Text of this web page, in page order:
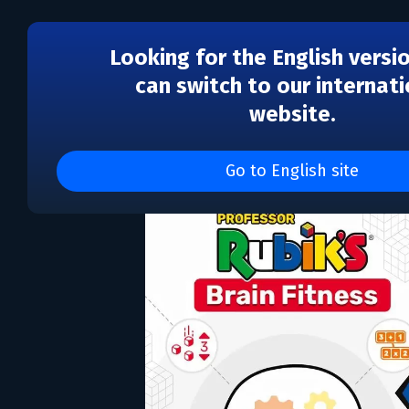
Looking for the English
can switch to our
website.
Go to English site
Professor Rubik’s